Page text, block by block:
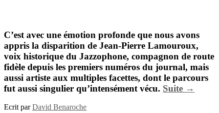
C’est avec une émotion profonde que nous avons
appris la disparition de Jean-Pierre Lamouroux,
voix historique du Jazzophone, compagnon de route
fidèle depuis les premiers numéros du journal, mais
aussi artiste aux multiples facettes, dont le parcours
fut aussi singulier qu’intensément vécu. Suite →
Ecrit parDavid Benaroche